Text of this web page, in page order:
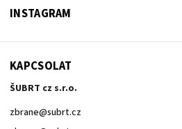
INSTAGRAM
KAPCSOLAT
ŠUBRT cz s.r.o.
zbrane@subrt.cz